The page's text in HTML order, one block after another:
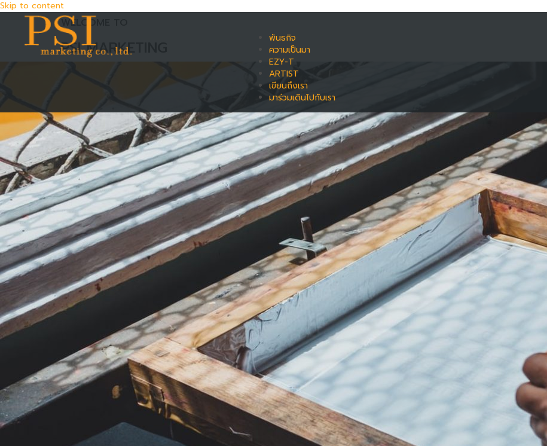
Skip to content
พันธกิจ
ความเป็นมา
EZY-T
ARTIST
เขียนถึงเรา
มาร่วมเดินไปกับเรา
WELCOME TO
PSI MARKETING